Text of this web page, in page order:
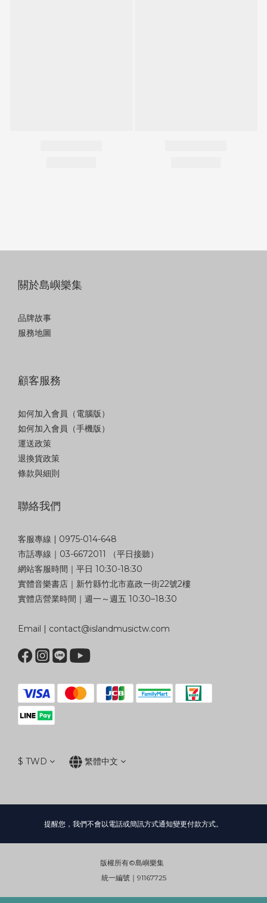
關於島嶼樂集
品牌故事
服務地圖
顧客服務
如何加入會員（電腦版）
如何加入會員（手機版）
運送政策
退換貨政策
條款與細則
聯絡我們
客服專線 | 0975-014-648
市話專線｜03-6672011 （平日接聽）
網站客服時間｜平日 10:30-18:30
實體音樂書店｜新竹縣竹北市嘉政一街22號2樓
實體店營業時間｜週一～週五 10:30–18:30
Email | contact@islandmusictw.com
$ TWD 繁體中文
提醒您，我們不會以電話或簡訊方式通知變更付款方式。
版權所有©島嶼樂集
統一編號｜91167725